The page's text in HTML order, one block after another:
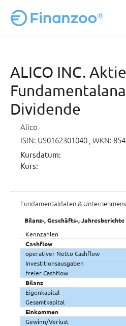
ALICO INC.
Dividende
Alico
ISIN: US0162301040 , WKN:
Kursdatum:
Kurs:
Fundamentaldaten &
Bilanz-, Geschäfts-, Jahresberichte
Kennzahlen
Cashflow
operativer Netto Cashflow
Investitionsausgaben
freier Cashflow
Bilanz
Eigenkapital
Gesamtkapital
Einkommen
Gewinn/Verlust